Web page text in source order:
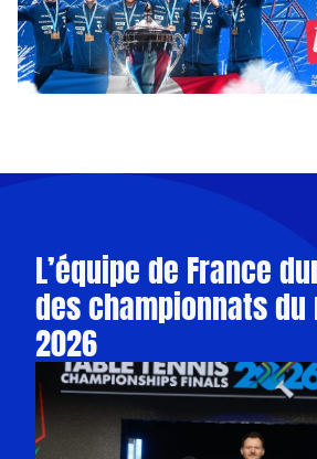
L’équipe de France
des championnats du
2026